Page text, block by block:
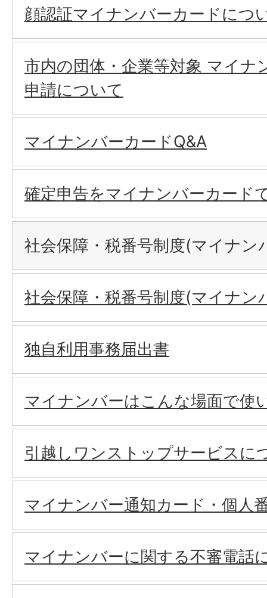
顔認証マイナンバーカードにつ
市内の団体・企業等対象 マイナ
申請について
マイナンバーカードQ&A
確定申告をマイナンバーカード
社会保障・税番号制度(マイナン
社会保障・税番号制度(マイナン
独自利用事務届出書
マイナンバーはこんな場面で使
引越しワンストップサービスに
マイナンバー通知カード・個人
マイナンバーに関する不審電話